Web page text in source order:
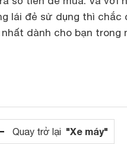
lái đẻ sử dụng thì chắc
dành cho bạn trong
Quay trở lại "Xe máy"